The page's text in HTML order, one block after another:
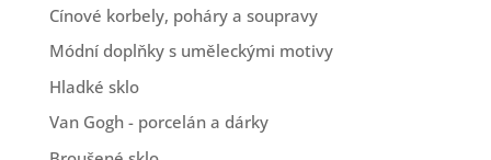
Cínové korbely, poháry a soupravy
Módní doplňky s uměleckými motivy
Hladké sklo
Van Gogh - porcelán a dárky